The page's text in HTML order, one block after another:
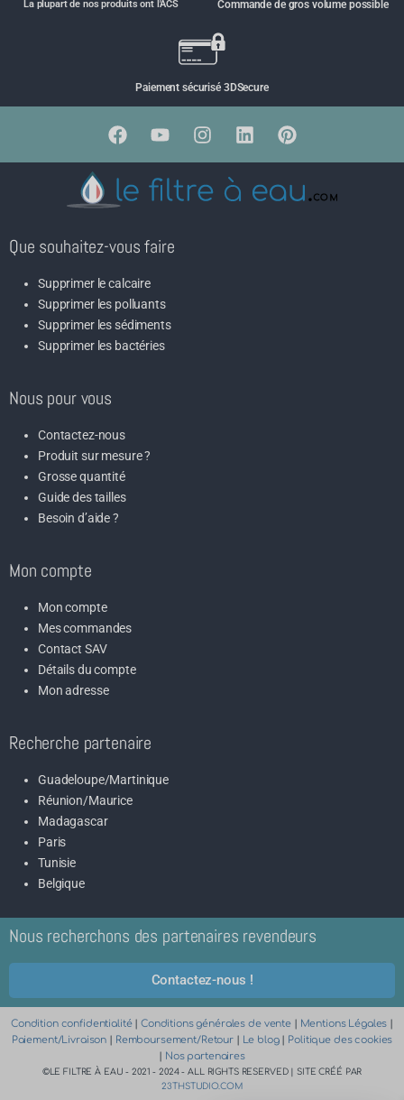
La plupart de nos produits ont l'ACS Commande de gros volume possible
Paiement sécurisé 3DSecure
Que souhaitez-vous faire
Supprimer le calcaire
Supprimer les polluants
Supprimer les sédiments
Supprimer les bactéries
Nous pour vous
Contactez-nous
Produit sur mesure ?
Grosse quantité
Guide des tailles
Besoin d’aide ?
Mon compte
Mon compte
Mes commandes
Contact SAV
Détails du compte
Mon adresse
Recherche partenaire
Guadeloupe/Martinique
Réunion/Maurice
Madagascar
Paris
Tunisie
Belgique
Nous recherchons des partenaires revendeurs
Contactez-nous !
Condition confidentialité|Conditions générales de vente| Mentions Légales
Paiement/Livraison
Remboursement/Retour Le blog|
Politique des cookies
Nos partenaires
©LE FILTRE À EAU - 2021 - 2024 - ALL RIGHTS RESERVED | SITE CRÉÉ PAR
23THSTUDIO.COM